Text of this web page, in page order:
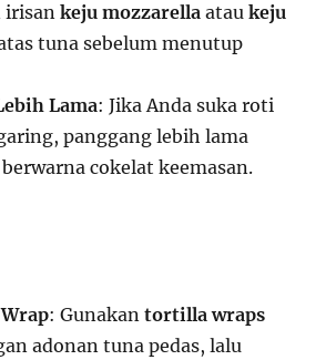
irisankeju mozzarella ataukeju
tuna sebelum menutup
Lama: Jika Anda suka roti
panggang lebih lama
cokelat keemasan.
: Gunakantortilla wraps
adonan tuna pedas, lalu